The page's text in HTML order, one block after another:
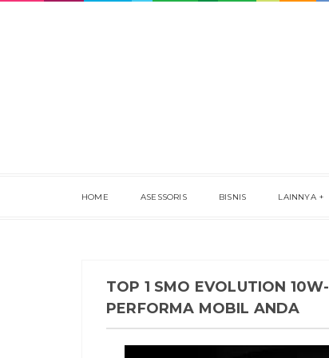
HOME ASESSORIS BISNIS LAINNYA
TOP 1 SMO EVOLUTION
PERFORMA MOBIL ANDA